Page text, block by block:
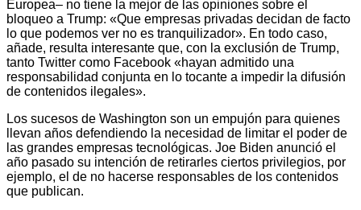
Europea– no tiene la mejor de las opiniones sobre el
bloqueo a Trump: «Que empresas privadas decidan de facto
lo que podemos ver no es tranquilizador». En todo caso,
añade, resulta interesante que, con la exclusión de Trump,
tanto Twitter como Facebook «hayan admitido una
responsabilidad conjunta en lo tocante a impedir la difusión
de contenidos ilegales».
Los sucesos de Washington son un empujón para quienes
llevan años defendiendo la necesidad de limitar el poder de
las grandes empresas tecnológicas. Joe Biden anunció el
año pasado su intención de retirarles ciertos privilegios, por
ejemplo, el de no hacerse responsables de los contenidos
que publican.